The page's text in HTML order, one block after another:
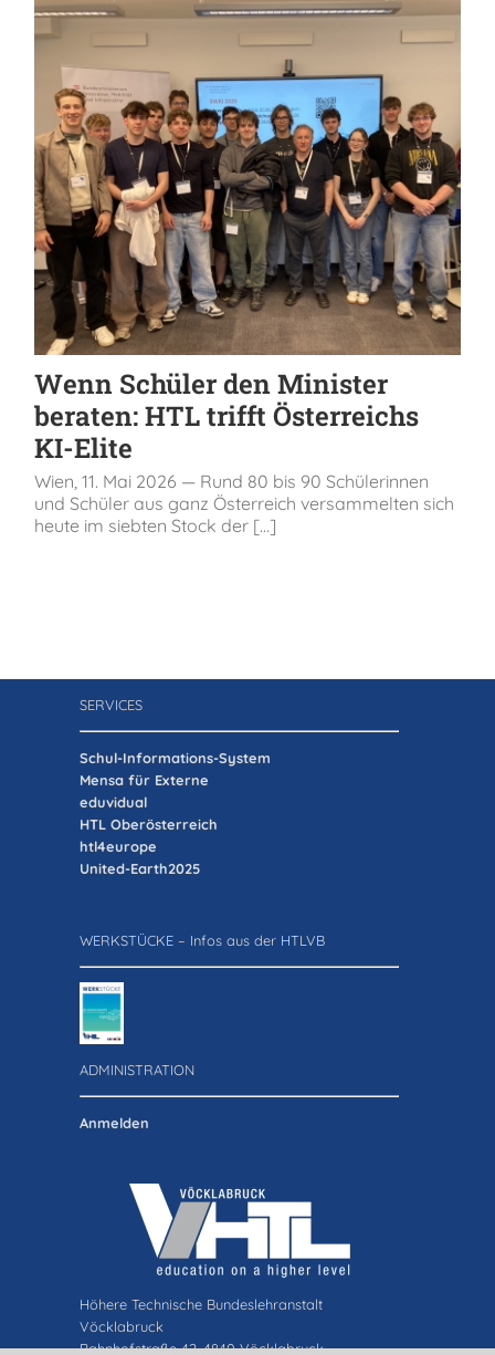
Wenn Schüler den Minister
beraten: HTL trifft Österreichs
KI-Elite
Wien, 11. Mai 2026 — Rund 80 bis 90 Schülerinnen
und Schüler aus ganz Österreich versammelten sich
heute im siebten Stock der [...]
SERVICES
Schul-Informations-System
Mensa für Externe
eduvidual
HTL Oberösterreich
htl4europe
United-Earth2025
WERKSTÜCKE – Infos aus der HTLVB
ADMINISTRATION
Anmelden
Höhere Technische Bundeslehranstalt
Vöcklabruck
Bahnhofstraße 42, 4840 Vöcklabruck